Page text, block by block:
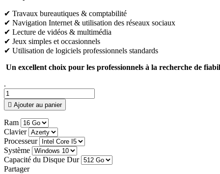
✔ Travaux bureautiques & comptabilité
✔ Navigation Internet & utilisation des réseaux sociaux
✔ Lecture de vidéos & multimédia
✔ Jeux simples et occasionnels
✔ Utilisation de logiciels professionnels standards
Un excellent choix pour les professionnels à la recherche de
.
 Ajouter au panier
Ram
Clavier
Processeur
Système
Capacité du Disque Dur
Partager